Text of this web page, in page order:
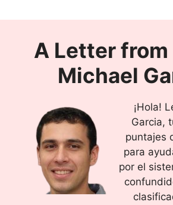
A Letter from
Michael
¡Hola!
Garcia,
puntajes
para
por el